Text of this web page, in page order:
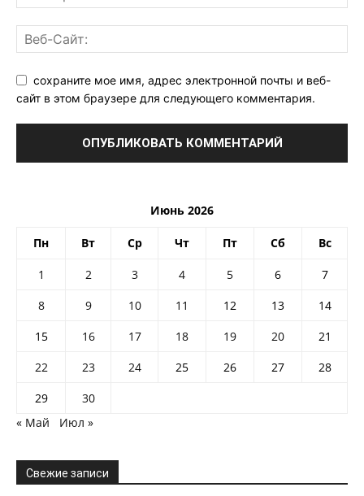
сохраните мое имя, адрес электронной почты и веб-
сайт в этом браузере для следующего комментария.
Июнь 2026
Пн Вт Ср Чт Пт Сб Вс
1 2 3 4 5 6
7
8
9 10 11 12 13
14
15
16 17 18 19 20
21
22
23 24 25 26 27
28
29
30
« Май
Июл »
Свежие записи